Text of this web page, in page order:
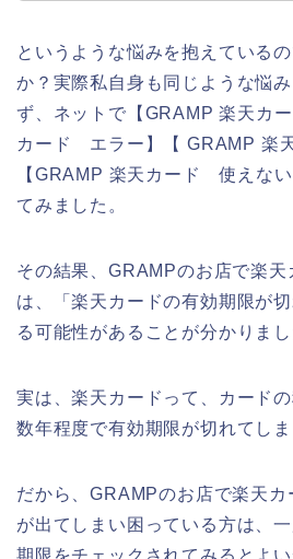
というような悩みを抱えている
か？実際私自身も同じような悩
ず、ネットで【GRAMP 楽天カ
カード エラー】【 GRAMP 楽
【GRAMP 楽天カード 使えな
てみました。
その結果、GRAMPのお店で楽
は、「楽天カードの有効期限が
る可能性があることが分かりまし
実は、楽天カードって、カードの
数年程度で有効期限が切れてし
だから、GRAMPのお店で楽天
が出てしまい困っている方は、